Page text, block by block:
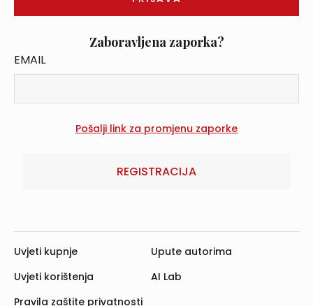
Zaboravljena zaporka?
EMAIL
REGISTRACIJA
Uvjeti kupnje
Uvjeti korištenja
Pravila zaštite privatnosti
Upute autorima
AI Lab